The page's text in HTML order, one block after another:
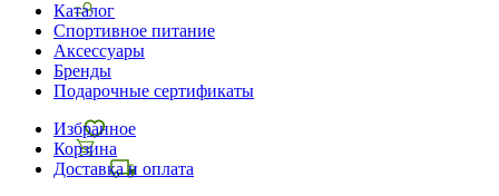
Каталог
Спортивное питание
Аксессуары
Бренды
Подарочные сертификаты
Избранное
Корзина
Доставка и оплата